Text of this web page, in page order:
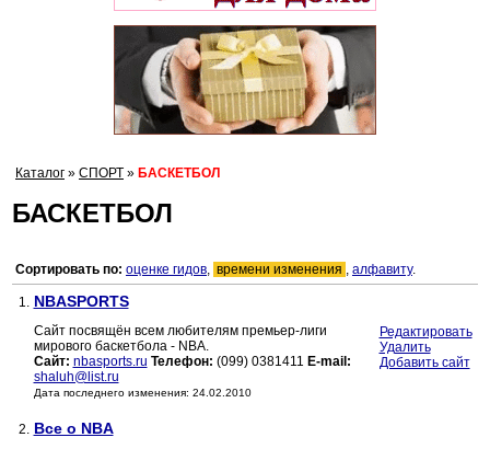
Каталог » СПОРТ » БАСКЕТБОЛ
БАСКЕТБОЛ
Сортировать по: оценке гидов, времени изменения , алфавиту.
1. NBASPORTS
Сайт посвящён всем любителям премьер-лиги
мирового баскетбола - NBA.
Сайт: nbasports.ru Телефон: (099) 0381411 E-mail:
shaluh@list.ru
Дата последнего изменения: 24.02.2010
Редактировать
Удалить
Добавить сайт
2. Все о NBA